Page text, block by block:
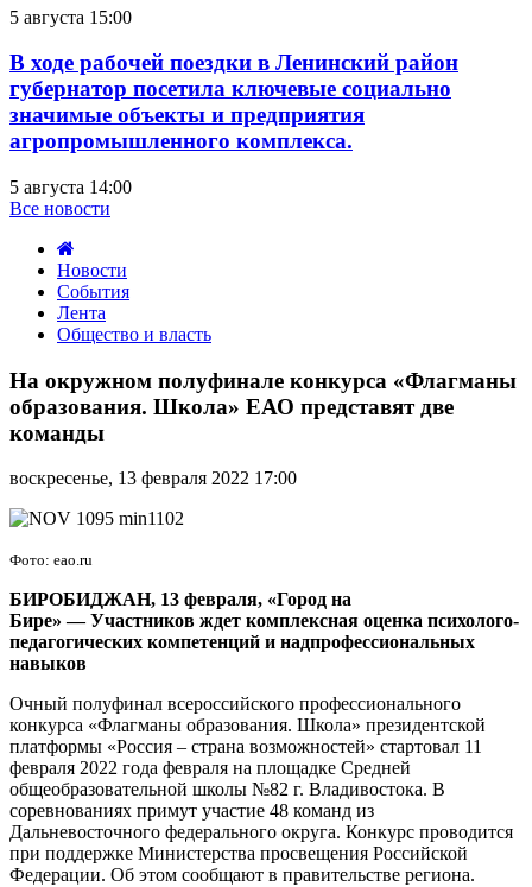
5 августа 15:00
В ходе рабочей поездки в Ленинский район
губернатор посетила ключевые социально
значимые объекты и предприятия
агропромышленного комплекса.
5 августа 14:00
Все новости
Новости
События
Лента
Общество и власть
окружном
полуфинале
конкурса
«Флагманы
Школа»
представят
команды
На окружном полуфинале конкурса «Флагманы
образования. Школа» ЕАО представят две
команды
воскресенье, 13 февраля 2022 17:00
Фото: eao.ru
БИРОБИДЖАН, 13 февраля, «Город на
Бире» —Участников ждет комплексная оценка психолого-
педагогических компетенций и надпрофессиональных
навыков
Очный полуфинал всероссийского профессионального
конкурса «Флагманы образования. Школа» президентской
платформы «Россия – страна возможностей» стартовал 11
февраля 2022 года февраля на площадке Средней
общеобразовательной школы №82 г. Владивостока. В
соревнованиях примут участие 48 команд из
Дальневосточного федерального округа. Конкурс проводится
при поддержке Министерства просвещения Российской
Федерации. Об этом сообщают в правительстве региона.